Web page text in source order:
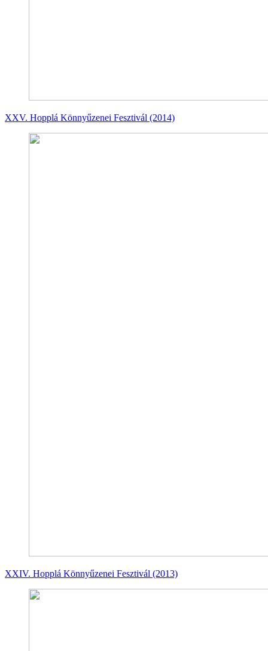
XXV. Hopplá Könnyűzenei Fesztivál (2014)
XXIV. Hopplá Könnyűzenei Fesztivál (2013)